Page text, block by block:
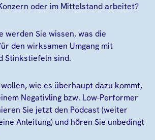
oder im Mittelstand arbeitet?
werden Sie wissen, was die
den wirksamen Umgang mit
Stinkstiefeln sind.
wie es überhaupt dazu kommt,
Negativling bzw. Low-Performer
Sie jetzt den Podcast (weiter
Anleitung) und hören Sie unbedingt